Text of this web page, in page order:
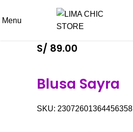
Menu
S/ 89.00
Blusa Sayra
SKU: 23072601364456358